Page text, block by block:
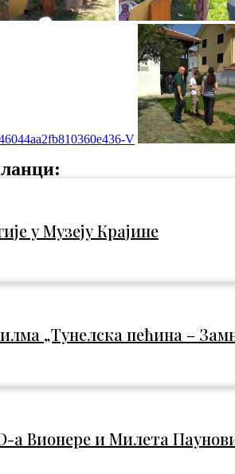
у Музеју Крајине
„Тунелска пећина –
a Вионере и Милета